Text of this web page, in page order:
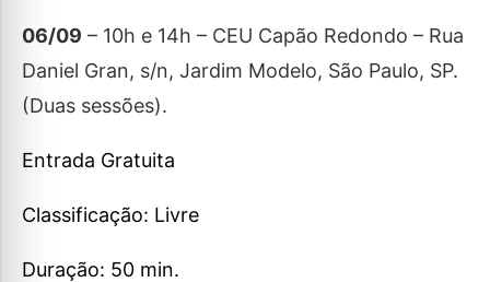
06/09 – 10h e 14h – CEU Capão Redondo – Rua
Daniel Gran, s/n, Jardim Modelo, São Paulo, SP.
(Duas sessões).
Entrada Gratuita
Classificação: Livre
Duração: 50 min.